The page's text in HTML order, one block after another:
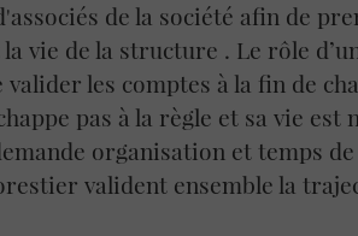
de la société afin de
vie de la structure . Le rôle
les comptes à la fin de
pas à la règle et sa vie est
organisation et temps
valident ensemble la